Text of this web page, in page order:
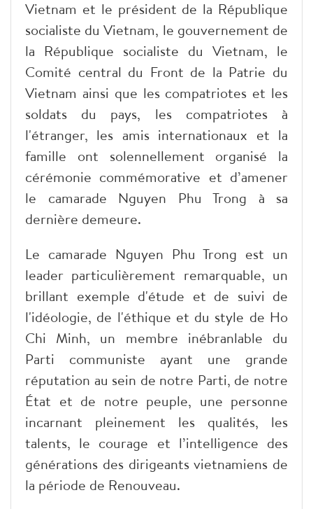
Vietnam et le président de la République
socialiste du Vietnam, le gouvernement de
la République socialiste du Vietnam, le
Comité central du Front de la Patrie du
Vietnam ainsi que les compatriotes et les
soldats du pays, les compatriotes à
l'étranger, les amis internationaux et la
famille ont solennellement organisé la
cérémonie commémorative et d’amener
le camarade Nguyen Phu Trong à sa
dernière demeure.
Le camarade Nguyen Phu Trong est un
leader particulièrement remarquable, un
brillant exemple d'étude et de suivi de
l'idéologie, de l'éthique et du style de Ho
Chi Minh, un membre inébranlable du
Parti communiste ayant une grande
réputation au sein de notre Parti, de notre
État et de notre peuple, une personne
incarnant pleinement les qualités, les
talents, le courage et l’intelligence des
générations des dirigeants vietnamiens de
la période de Renouveau.